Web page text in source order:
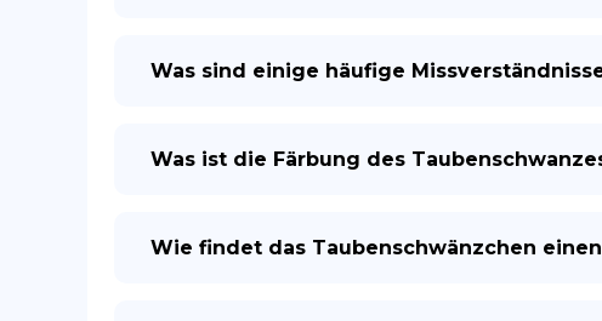
Was sind einige häufige
Was ist die Färbung des
Wie findet das Taubenschwänzchen